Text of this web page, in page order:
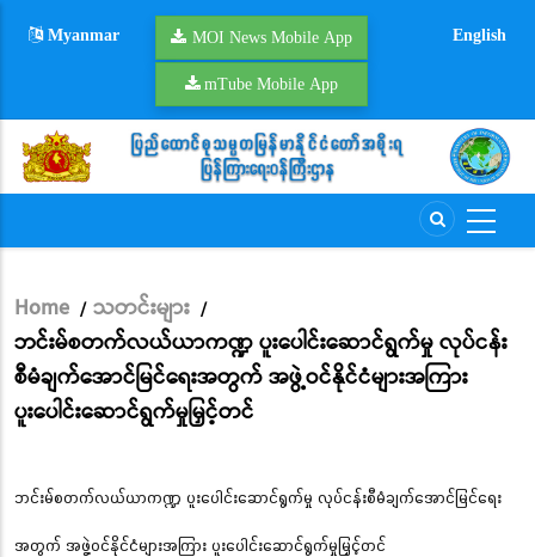
Myanmar MOI News Mobile App
mTube Mobile App
English
Breadcrumb
Home / သတင်းများ /
ဘင်းမ်စတက်လယ်ယာကဏ္ဍ ပူးပေါင်းဆောင်ရွက်မှု လုပ်ငန်း
စီမံချက်အောင်မြင်ရေးအတွက် အဖွဲ့ဝင်နိုင်ငံများအကြား
ပူးပေါင်းဆောင်ရွက်မှုမြှင့်တင်
ဘင်းမ်စတက်လယ်ယာကဏ္ဍ ပူးပေါင်းဆောင်ရွက်မှု လုပ်ငန်းစီမံချက်အောင်မြင်ရေး
အတွက် အဖွဲ့ဝင်နိုင်ငံများအကြား ပူးပေါင်းဆောင်ရွက်မှုမြှင့်တင်